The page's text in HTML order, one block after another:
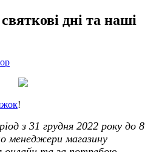
дні та наші
!
з 31 грудня 2022 року до 8
менеджери магазину